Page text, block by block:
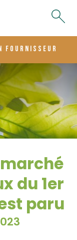
fournisseur
du 1er
paru